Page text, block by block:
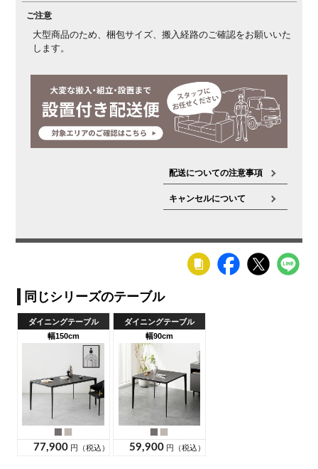
ご注意
大型商品のため、梱包サイズ、搬入経路のご確認をお願いいた
します。
配送についての注意事項
キャンセルについて